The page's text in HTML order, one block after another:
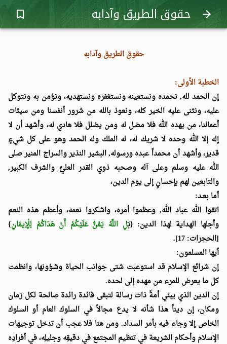
arrow_forward حقوق الطريق وآدابه bookmark_border
حقوق الطريق وآدابه
الخطبة الأولى:
إن الحمد لله, نحمده ونستعينه ونستغفره ونستهديه، ونؤمن به ونتوكل
عليه، ونثنى عليه الخير كله، ونعوذ بالله من شرور أنفسنا ومن سيئات
أعمالنا، من يهده الله فلا مضل له ومن يضلل فلا هادي له، وأشهد أن لا
إله إلا الله وحده لا شريك له، له الملك وله الحمد وهو على كل شيءٍ
قدير، وأشهد أن محمداً عبده ورسوله, البشير النذير والسراج المنير صلى
الله عليه وسلم وعلى آله وصحبه ذوي القدر العليِّ والشرف الكبير,
والتابعين لهم بإحسانٍ إلى يوم الدين،
أما بعـد:
اتقوا الله عباد الله, وعظموا أمره، واشكروا نعمه، وأعظم هذه النعم
وأجلها الهداية لهذا الدين: {بَلِ اللَّهُ يَمُنُّ عَلَيْكُمْ أَنْ هَدَاكُمْ لِلْإِيمَانِ}
[الحجرات: 17].
أيها المسلمون:
إن شرائع الإسلام قد استوعبت شتى جوانب الحياة وشؤونها، وانظمت
كل ما يعرض للمرء من مهده إلى لحده.
إن الدين الذي يبني أمةً ذات رسالة لتبقى قائدة رائدة صالحة لكل زمان
ومكان، إن ديناً هذا شأنه لا يدع مجالاً في السلوك العام أو السلوك
الخاص إلا وجاء فيه بأمر السداد. ومن هنا فلا عجب أن تدخل توجيهات
الإسلام وأحكام الشريعة في تنظيم المجتمع في دقيقِه وجليلِه، في أفرادِه